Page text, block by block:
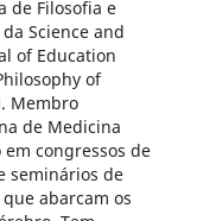
de Filosofia e
Science and
of Education
of
Membro
de Medicina
congressos de
seminários de
abarcam os